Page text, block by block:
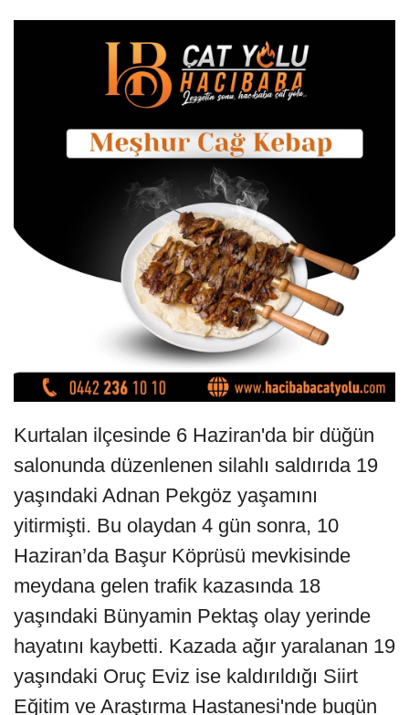
Kurtalan ilçesinde 6 Haziran'da bir düğün
salonunda düzenlenen silahlı saldırıda 19
yaşındaki Adnan Pekgöz yaşamını
yitirmişti. Bu olaydan 4 gün sonra, 10
Haziran’da Başur Köprüsü mevkisinde
meydana gelen trafik kazasında 18
yaşındaki Bünyamin Pektaş olay yerinde
hayatını kaybetti. Kazada ağır yaralanan 19
yaşındaki Oruç Eviz ise kaldırıldığı Siirt
Eğitim ve Araştırma Hastanesi'nde bugün